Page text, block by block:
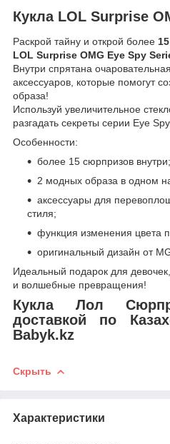
Кукла LOL Surprise
Раскрой тайну и открой более
LOL Surprise OMG Eye Spy
Внутри спрятана
аксессуаров, которые помогут
образа!
Используй увеличительное
разгадать секреты серии Eye
Особенности:
более 15 сюрпризов внутри;
2 модных образа в одном
аксессуары для
стиля;
функция изменения цвета
оригинальный дизайн от
Идеальный подарок для
и волшебные превращения!
Кукла Лол
доставкой по
Babyk.kz
Скрыть
Характеристики